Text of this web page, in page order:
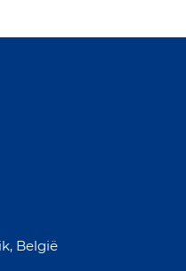
België